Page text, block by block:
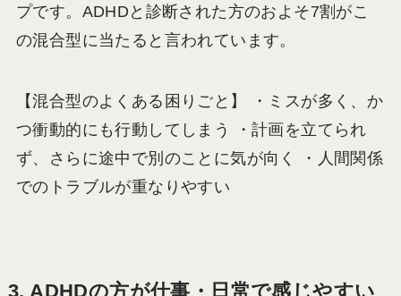
プです。ADHDと診断された方のおよそ7割がこ
の混合型に当たると言われています。
【混合型のよくある困りごと】 ・ミスが多く、か
つ衝動的にも行動してしまう ・計画を立てられ
ず、さらに途中で別のことに気が向く ・人間関係
でのトラブルが重なりやすい
3. ADHDの方が仕事・日常で感じやすい